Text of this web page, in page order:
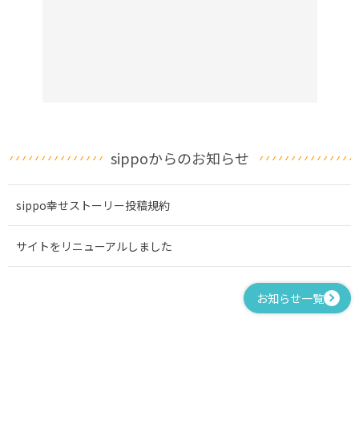
sippoからのお知らせ
sippo幸せストーリー投稿規約
サイトをリニューアルしました
お知らせ一覧